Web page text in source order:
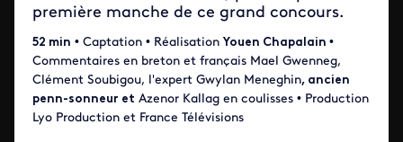
première manche de ce grand concours.
52 min • Captation • Réalisation Youen Chapalain •
Commentaires en breton et français Mael Gwenneg,
Clément Soubigou, l'expert Gwylan Meneghin, ancien
penn-sonneur et Azenor Kallag en coulisses • Production
Lyo Production et France Télévisions